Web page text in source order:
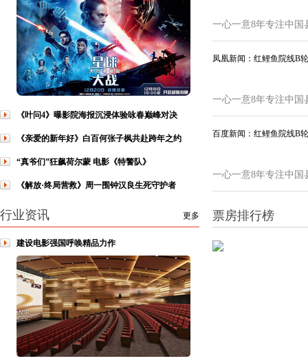
《叶问4》曝影院海报沉浸体验咏春巅峰对决
《亲爱的新年好》白百何张子枫共赴跨年之约
“真爷们”狂飙荷尔蒙 电影《特警队》
《解放·终局营救》周一围钟汉良生死守护者
更多
行业资讯
建设电影强国呼唤精品力作
一心一意8年专注中国
凤凰新闻：红鲤鱼院线B
一心一意8年专注中国
百度新闻：红鲤鱼院线B
一心一意8年专注中国
票房排行榜